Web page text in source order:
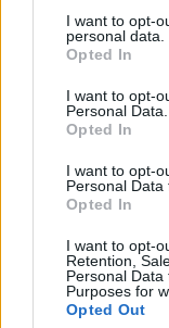
I want to opt-
personal data.
Opted In
I want to opt-
Personal Data.
Opted In
I want to opt-
Personal Data
Opted In
I want to opt-
Retention,
Personal
Purposes for
Opted Out
tisztességesen
fogalmazott
rövid távú iráni
megkövetelni
KEDVES
A keresett cikk
regisztrációhoz
Az előfizetés a
Portfolio.hu